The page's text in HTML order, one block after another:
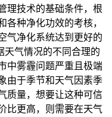
理技术的基础条件，根
各种净化功效的考核，
气净化系统达到更好的
天气情况的不同合理的
中雾霾问题严重且极端
由于季节和天气因素季
质量，想要让这种可信
比更高，则需要在天气